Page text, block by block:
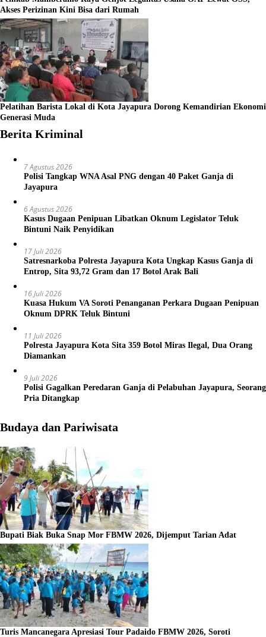
Akses Perizinan Kini Bisa dari Rumah
Pelatihan Barista Lokal di Kota Jayapura Dorong Kemandirian Ekonomi
Generasi Muda
Berita Kriminal
7 Agustus 2026
Polisi Tangkap WNA Asal PNG dengan 40 Paket Ganja di
Jayapura
6 Agustus 2026
Kasus Dugaan Penipuan Libatkan Oknum Legislator Teluk
Bintuni Naik Penyidikan
17 Juli 2026
Satresnarkoba Polresta Jayapura Kota Ungkap Kasus Ganja di
Entrop, Sita 93,72 Gram dan 17 Botol Arak Bali
16 Juli 2026
Kuasa Hukum VA Soroti Penanganan Perkara Dugaan Penipuan
Oknum DPRK Teluk Bintuni
11 Juli 2026
Polresta Jayapura Kota Sita 359 Botol Miras Ilegal, Dua Orang
Diamankan
9 Juli 2026
Polisi Gagalkan Peredaran Ganja di Pelabuhan Jayapura, Seorang
Pria Ditangkap
Budaya dan Pariwisata
Bupati Biak Buka Snap Mor FBMW 2026, Dijemput Tarian Adat
Turis Mancanegara Apresiasi Tour Padaido FBMW 2026, Soroti